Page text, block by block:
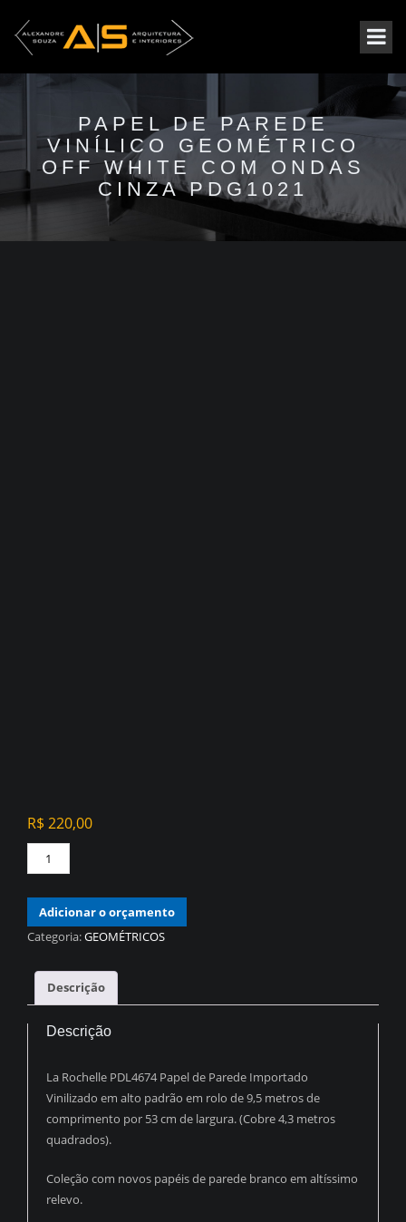
PAPEL DE PAREDE
VINÍLICO GEOMÉTRICO
OFF WHITE COM ONDAS
CINZA PDG1021
R$ 220,00
PAPEL
DE
PAREDE
VINÍLICO
GEOMÉTRICO
WHITE
CINZA
quantidade
Adicionar o orçamento
Categoria:GEOMÉTRICOS
Descrição
Descrição
La Rochelle PDL4674 Papel de Parede Importado
Vinilizado em alto padrão em rolo de 9,5 metros de
comprimento por 53 cm de largura. (Cobre 4,3 metros
quadrados).
Coleção com novos papéis de parede branco em altíssimo
relevo.